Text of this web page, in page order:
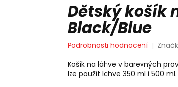
Dětský košík
Black/Blue
Průměrné
produktu
je
Podrobnosti hodnocení
Košík na láhve v barevných
lze použít lahve 350 ml i 500 ml.